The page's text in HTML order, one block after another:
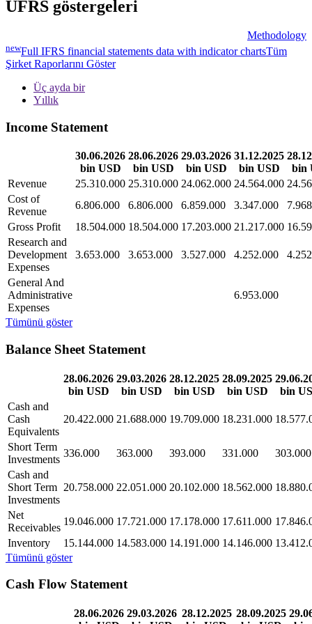
UFRS göstergeleri
Methodology
newFull IFRS financial statements data with indicator chartsTüm
Şirket Raporlarını Göster
Üç ayda bir
Yıllık
Income Statement
30.06.2026
bin USD
28.06.2026
bin USD
29.03.2026
bin USD
31.12.2025
bin USD
bin
Revenue
25.310.000 25.310.000 24.062.000 24.564.000
Cost of
Revenue
6.806.000 6.806.000 6.859.000 3.347.000
Gross Profit
18.504.000 18.504.000 17.203.000 21.217.000
Research and
Development
Expenses
3.653.000 3.653.000 3.527.000 4.252.000
General And
Administrative
Expenses
6.953.000
Tümünü göster
Balance Sheet Statement
28.06.2026
bin USD
29.03.2026
bin USD
28.12.2025
bin USD
28.09.2025
bin USD
bin
Cash and
Cash
Equivalents
20.422.000 21.688.000 19.709.000 18.231.000
Short Term
Investments
336.000 363.000 393.000 331.000
303.000
Cash and
Short Term
Investments
20.758.000 22.051.000 20.102.000 18.562.000
Net
Receivables
19.046.000 17.721.000 17.178.000 17.611.000
Inventory
15.144.000 14.583.000 14.191.000 14.146.000
Tümünü göster
Cash Flow Statement
28.06.2026 29.03.2026 28.12.2025 28.09.2025